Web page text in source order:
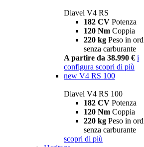
Diavel V4 RS
182 CV Potenza
120 Nm Coppia
220 kg Peso in
senza carburante
A partire da 38.990 € i
configura scopri di più
new V4 RS 100
Diavel V4 RS 100
182 CV Potenza
120 Nm Coppia
220 kg Peso in
senza carburante
scopri di più